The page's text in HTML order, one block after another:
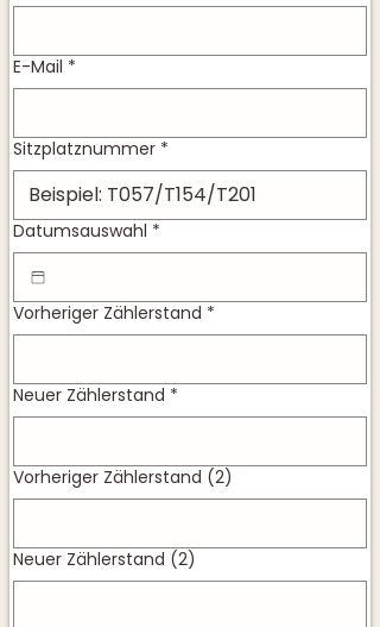
E-Mail *
Sitzplatznummer *
Datumsauswahl *
Vorheriger Zählerstand *
Neuer Zählerstand *
Vorheriger Zählerstand (2)
Neuer Zählerstand (2)